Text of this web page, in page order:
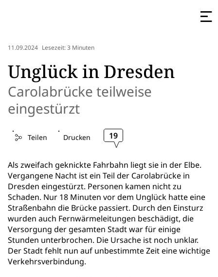
11.09.2024 Lesezeit: 3 Minuten
Unglück in Dresden
Carolabrücke teilweise
eingestürzt
Teilen Drucken 19
Als zweifach geknickte Fahrbahn liegt sie in der Elbe.
Vergangene Nacht ist ein Teil der Carolabrücke in
Dresden eingestürzt. Personen kamen nicht zu
Schaden. Nur 18 Minuten vor dem Unglück hatte eine
Straßenbahn die Brücke passiert. Durch den Einsturz
wurden auch Fernwärmeleitungen beschädigt, die
Versorgung der gesamten Stadt war für einige
Stunden unterbrochen. Die Ursache ist noch unklar.
Der Stadt fehlt nun auf unbestimmte Zeit eine wichtige
Verkehrsverbindung.